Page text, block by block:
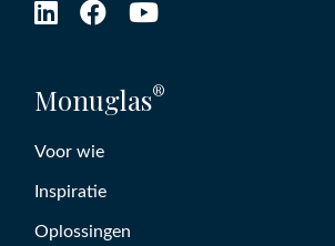
Monuglas®
Voor wie
Inspiratie
Oplossingen